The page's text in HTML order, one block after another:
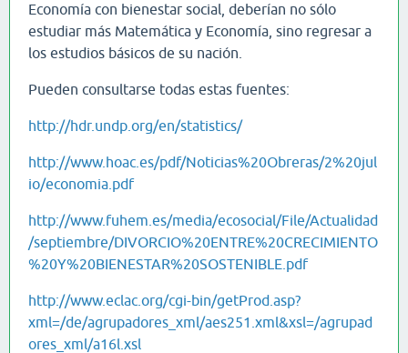
Economía con bienestar social, deberían no sólo
estudiar más Matemática y Economía, sino regresar a
los estudios básicos de su nación.
Pueden consultarse todas estas fuentes:
http://hdr.undp.org/en/statistics/
http://www.hoac.es/pdf/Noticias%20Obreras/2%20jul
io/economia.pdf
http://www.fuhem.es/media/ecosocial/File/Actualidad
/septiembre/DIVORCIO%20ENTRE%20CRECIMIENTO
%20Y%20BIENESTAR%20SOSTENIBLE.pdf
http://www.eclac.org/cgi-bin/getProd.asp?
xml=/de/agrupadores_xml/aes251.xml&xsl=/agrupad
ores_xml/a16l.xsl